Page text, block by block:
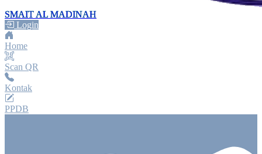
SMAIT AL MADINAH
Login
Home
Scan QR
Kontak
PPDB